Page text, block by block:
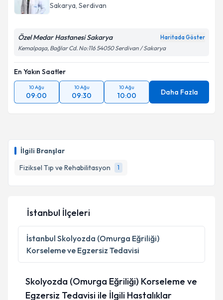
İlgili Branşlar
Fiziksel Tıp ve Rehabilitasyon
1
Sakarya, Serdivan
Özel Medar Hastanesi Sakarya Haritada Göster
Kemalpaşa, Bağlar Cd. No:116 54050 Serdivan / Sakarya
En Yakın Saatler
10 Ağu
09:00
10 Ağu
09:30
10 Ağu
10:00 Daha Fazla
İstanbul İlçeleri
İstanbul Skolyozda (Omurga Eğriliği)
Korseleme ve Egzersiz Tedavisi
Skolyozda (Omurga Eğriliği) Korseleme ve
Egzersiz Tedavisi ile İlgili Hastalıklar